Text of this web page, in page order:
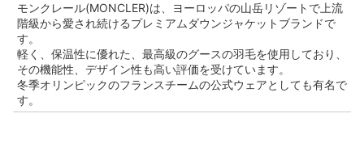
モンクレール(MONCLER)は、ヨーロッパの山岳リゾートで上流
階級から愛され続けるプレミアムダウンジャケットブランドで
す。
軽く、保温性に優れた、最高級のグースの羽毛を使用しており、
その機能性、デザイン性も高い評価を受けています。
冬季オリンピックのフランスチームの公式ウェアとしても有名で
す。